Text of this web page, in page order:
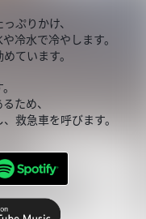
ぷりかけ、
冷水で冷やします。
ています。
ため、
救急車を呼びます。